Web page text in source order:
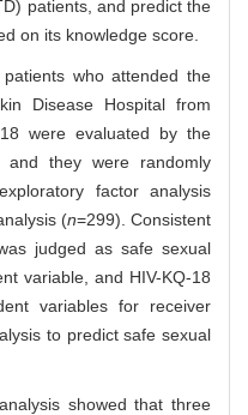
patients, and predict the
on its knowledge score.
who attended the
Disease Hospital from
were evaluated by the
and they were randomly
factor analysis
(n=299). Consistent
judged as safe sexual
variable, and HIV-KQ-18
variables for receiver
to predict safe sexual
showed that three